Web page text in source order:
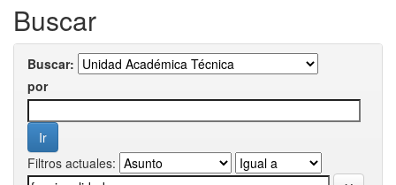
Buscar
Buscar:
por
Filtros actuales: